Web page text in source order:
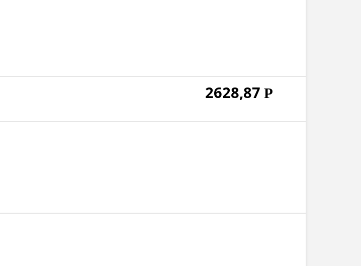
2628,87 Р